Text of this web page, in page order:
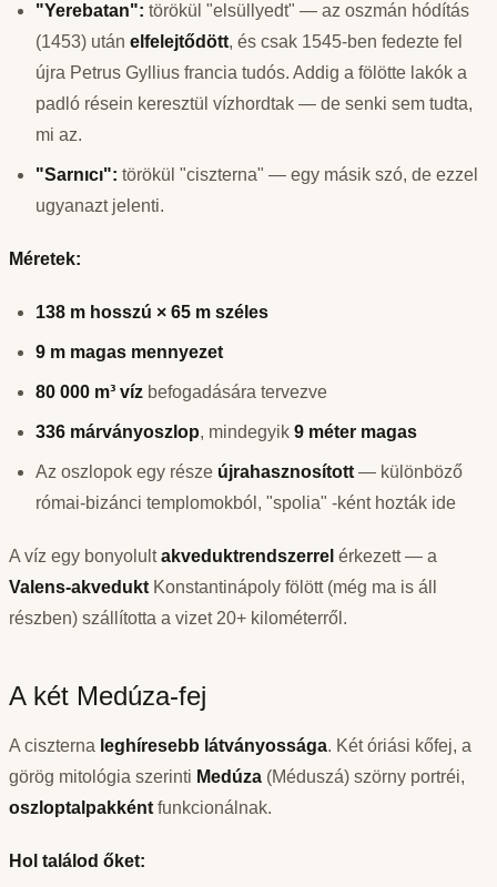
"Yerebatan": törökül "elsüllyedt" — az oszmán hódítás
(1453) után elfelejtődött, és csak 1545-ben fedezte fel
újra Petrus Gyllius francia tudós. Addig a fölötte lakók a
padló résein keresztül vízhordtak — de senki sem tudta,
mi az.
"Sarnıcı": törökül "ciszterna" — egy másik szó, de ezzel
ugyanazt jelenti.
Méretek:
138 m hosszú × 65 m széles
9 m magas mennyezet
80 000 m³ víz befogadására tervezve
336 márványoszlop, mindegyik 9 méter magas
Az oszlopok egy része újrahasznosított— különböző
római-bizánci templomokból, "spolia" -ként hozták ide
A víz egy bonyolultakveduktrendszerrel érkezett — a
Valens-akveduktKonstantinápoly fölött (még ma is áll
részben) szállította a vizet 20+ kilométerről.
A két Medúza-fej
A ciszterna leghíresebb látványossága. Két óriási kőfej, a
görög mitológia szerinti Medúza (Méduszá) szörny portréi,
oszloptalpakkéntfunkcionálnak.
Hol találod őket: